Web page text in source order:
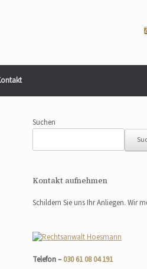
Suchen
Kontakt aufnehmen
Schildern Sie uns Ihr Anliegen. Wir
Telefon –030 61 08 04 191